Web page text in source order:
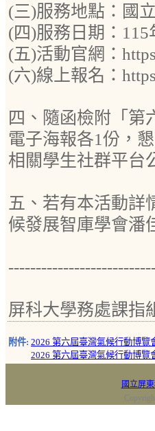
(三)服務地點：國
(四)服務日期：
(五)活動官網：
(六)線上報名：
四、隨函檢附「第
電子海報各1份，
相關學生社群平台
五、若有本活動詳
候發展智庫學會潘
屏科大學務處課指
附件: 2026 第六屆臺灣氣候行動博覽
2026 第六屆臺灣氣候行動博覽
國立屏